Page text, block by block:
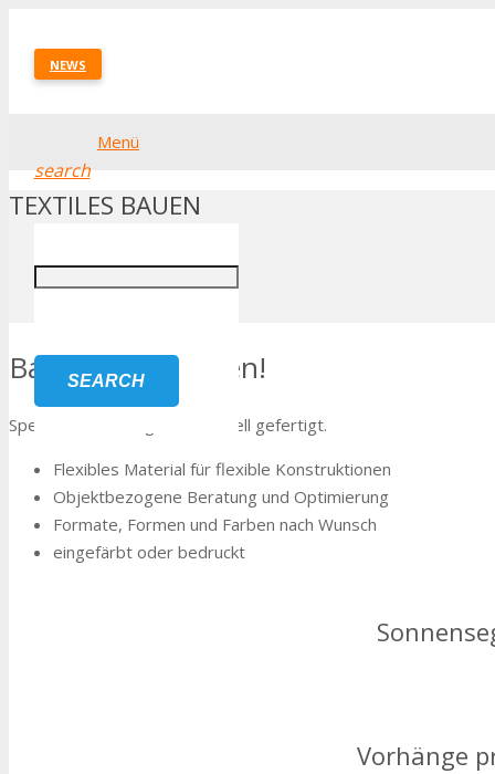
NEWS
search
SEARCH
Menü
TEXTILES BAUEN
Bauen mit Blachen!
Spezifische Lösungen individuell gefertigt.
Flexibles Material für flexible Konstruktionen
Objektbezogene Beratung und Optimierung
Formate, Formen und Farben nach Wunsch
eingefärbt oder bedruckt
Vorhänge